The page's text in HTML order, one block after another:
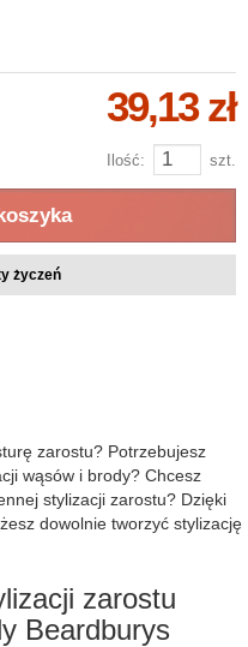
39,13 zł
Ilość: szt.
życzeń
zarostu? Potrzebujesz
wąsów i brody? Chcesz
stylizacji zarostu? Dzięki
dowolnie tworzyć stylizację
zarostu
Beardburys